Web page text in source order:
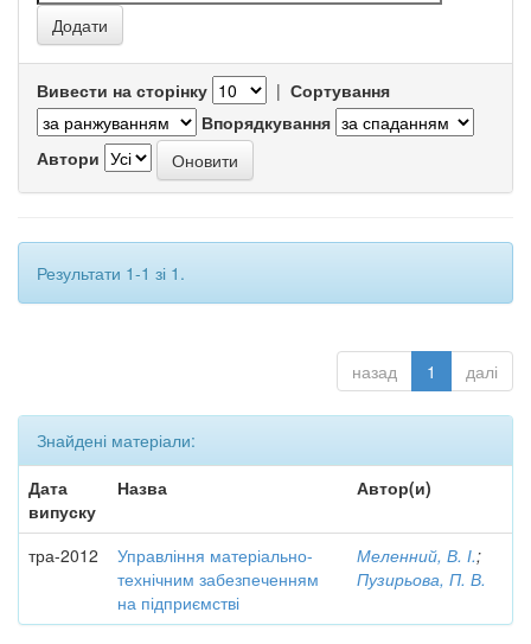
Вивести на сторінку | Сортування
Впорядкування
Автори
Результати 1-1 зі 1.
назад 1 далі
Знайдені матеріали:
Дата
випуску
Назва Автор(и)
тра-2012
Управління матеріально-
технічним забезпеченням
на підприємстві
Меленний, В. І.;
Пузирьова, П. В.